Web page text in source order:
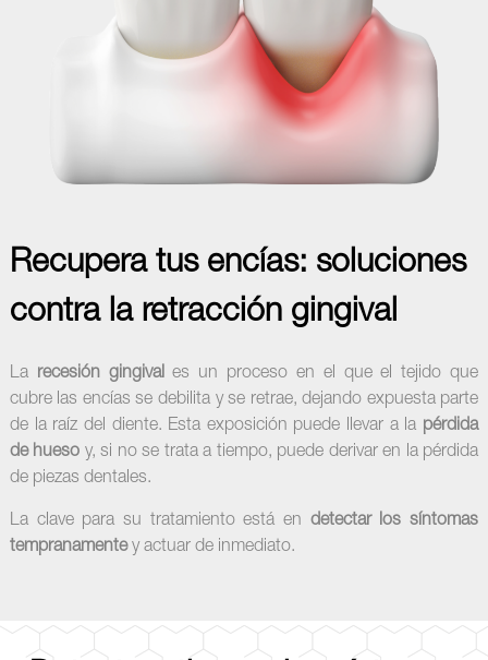
Recupera tus encías: soluciones
contra la retracción gingival
La recesión gingivales un proceso en el que el tejido que
cubre las encías se debilita y se retrae, dejando expuesta parte
de la raíz del diente. Esta exposición puede llevar a la pérdida
de hueso y, si no se trata a tiempo, puede derivar en la pérdida
de piezas dentales.
La clave para su tratamiento está en detectar los síntomas
tempranamentey actuar de inmediato.